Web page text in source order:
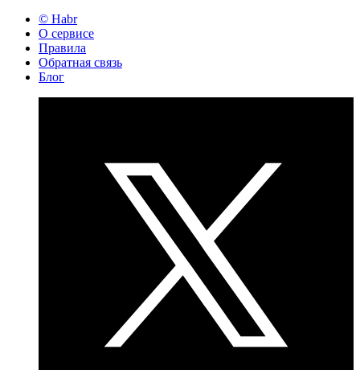
© Habr
О сервисе
Правила
Обратная связь
Блог